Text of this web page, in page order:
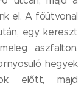
el. A főútvonal
egy kereszt
aszfalton,
hegyek
előtt, majd